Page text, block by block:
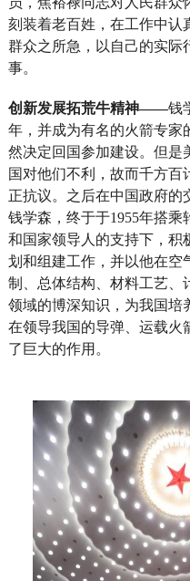
刻装着老百姓，在工作中认
群众之所急，以自己的实际
事。
创新发展拓荒牛精神——钱
年，并成为有名的火箭专家
然决定回国参加建设。但是
国对他们不利，故而千方
正抗议。之后在中国政府的
钱学森，终于于1955年搭
和国家领导人的支持下，积
划和组建工作，并以他在空
制、总体结构、材料工艺、
领域的博深知识，为我国培
在领导我国的导弹、运载火
了巨大的作用。